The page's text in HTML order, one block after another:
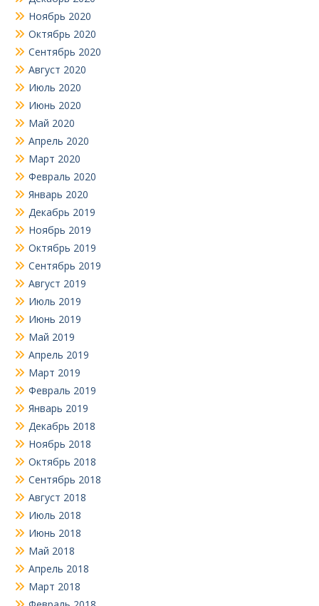
Ноябрь 2020
Октябрь 2020
Сентябрь 2020
Август 2020
Июль 2020
Июнь 2020
Май 2020
Апрель 2020
Март 2020
Февраль 2020
Январь 2020
Декабрь 2019
Ноябрь 2019
Октябрь 2019
Сентябрь 2019
Август 2019
Июль 2019
Июнь 2019
Май 2019
Апрель 2019
Март 2019
Февраль 2019
Январь 2019
Декабрь 2018
Ноябрь 2018
Октябрь 2018
Сентябрь 2018
Август 2018
Июль 2018
Июнь 2018
Май 2018
Апрель 2018
Март 2018